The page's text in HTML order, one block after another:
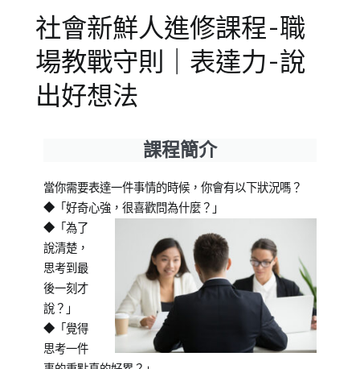
社會新鮮人進修課程-職
場教戰守則｜表達力-說
出好想法
08-
16
人
課程簡介
當你需要表達一件事情的時候，你會有以下狀況嗎？
◆「好奇心強，很喜歡問為什麼？」
◆「為了
說清楚，
思考到最
後一刻才
說？」
◆「覺得
思考一件